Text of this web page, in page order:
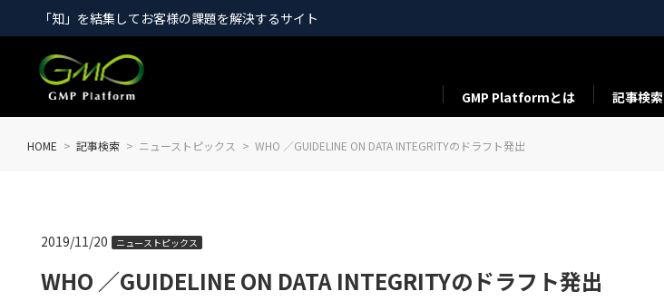
「知」を結集してお客様の課題を解決するサイト
GMP Platformとは 記事検索
HOME 記事検索 ニューストピックス WHO ／GUIDELINE ON DATA INTEGRITYのドラフト発出
WHO ／GUIDELINE ON DATA INTEGRITYのドラフト発出
2019/11/20 ニューストピックス